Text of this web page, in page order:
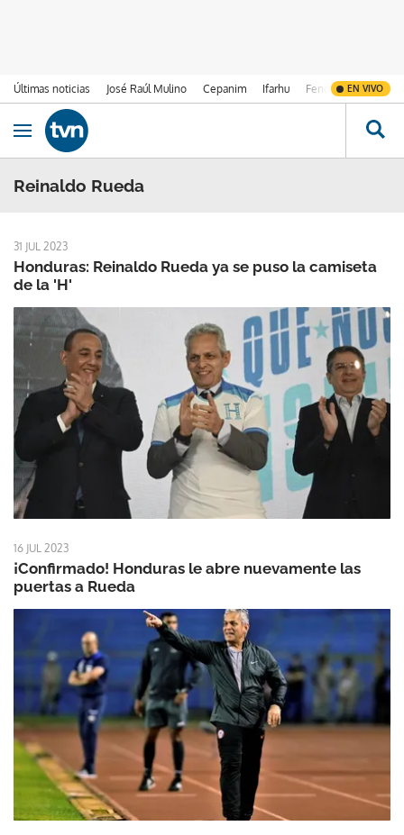
Últimas noticias José Raúl Mulino Cepanim Ifarhu Fenómeno de El
EN VIVO
Ir al contenido
Obrir navegació
Reinaldo Rueda
31 JUL 2023
Honduras: Reinaldo Rueda ya se puso la camiseta
de la 'H'
16 JUL 2023
¡Confirmado! Honduras le abre nuevamente las
puertas a Rueda